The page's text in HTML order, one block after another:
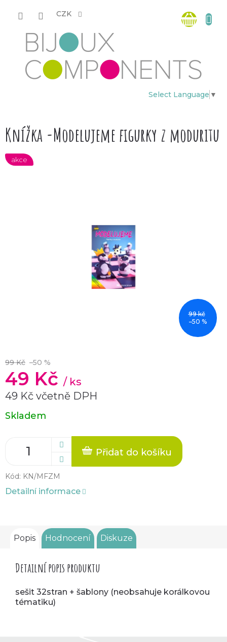
CZK
Select Language ▼
košík
Knížka -Modelujeme figurky z moduritu
akce
99 kč
–50 %
99 Kč –50 %
49 Kč / ks
49 Kč včetně DPH
Měrná
cena:
Skladem
Přidat do košíku
Kód: KN/MFZM
Detailní informace
Popis Hodnocení Diskuze
Detailní popis produktu
sešit 32stran + šablony (neobsahuje korálkovou
tématiku)